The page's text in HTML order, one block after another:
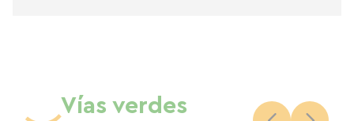
Vías verdes